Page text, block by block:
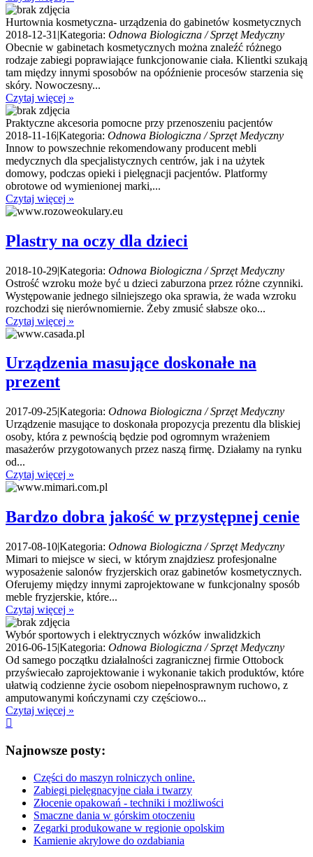
Hurtownia kosmetyczna- urządzenia do gabinetów kosmetycznych
2018-12-31 |Kategoria: Odnowa Biologiczna / Sprzęt Medyczny
Obecnie w gabinetach kosmetycznych można znaleźć różnego
rodzaje zabiegi poprawiające funkcjonowanie ciała. Klientki szukają
tam między innymi sposobów na opóźnienie procesów starzenia się
skóry. Nowoczesny...
Czytaj więcej »
Praktyczne akcesoria pomocne przy przenoszeniu pacjentów
2018-11-16|Kategoria: Odnowa Biologiczna / Sprzęt Medyczny
Innow to powszechnie rekomendowany producent mebli
medycznych dla specjalistycznych centrów, jak i na użytek
domowy, podczas opieki i pielęgnacji pacjentów. Platformy
obrotowe od wymienionej marki,...
Czytaj więcej »
Plastry na oczy dla dzieci
2018-10-29|Kategoria: Odnowa Biologiczna / Sprzęt Medyczny
Ostrość wzroku może być u dzieci zaburzona przez różne czynniki.
Występowanie jednego silniejszego oka sprawia, że wada wzroku
rozchodzi się nierównomiernie. Żeby zmusić słabsze oko...
Czytaj więcej »
Urządzenia masujące doskonałe na
prezent
2017-09-25|Kategoria: Odnowa Biologiczna / Sprzęt Medyczny
Urządzenie masujące to doskonała propozycja prezentu dla bliskiej
osoby, która z pewnością będzie pod ogromnym wrażeniem
masażerów przygotowanych przez naszą firmę. Działamy na rynku
od...
Czytaj więcej »
Bardzo dobra jakość w przystępnej cenie
2017-08-10|Kategoria: Odnowa Biologiczna / Sprzęt Medyczny
Mimari to miejsce w sieci, w którym znajdziesz profesjonalne
wyposażenie salonów fryzjerskich oraz gabinetów kosmetycznych.
Oferujemy między innymi zaprojektowane w funkcjonalny sposób
meble fryzjerskie, które...
Czytaj więcej »
Wybór sportowych i elektrycznych wózków inwalidzkich
2016-06-15|Kategoria: Odnowa Biologiczna / Sprzęt Medyczny
Od samego początku działalności zagranicznej firmie Ottobock
przyświecało zaprojektowanie i wykonanie takich produktów, które
ułatwią codzienne życie osobom niepełnosprawnym ruchowo, z
amputowanymi kończynami czy częściowo...
Czytaj więcej »
Najnowsze posty:
Części do maszyn rolniczych online.
Zabiegi pielęgnacyjne ciała i twarzy
Złocenie opakowań - techniki i możliwości
Smaczne dania w górskim otoczeniu
Zegarki produkowane w regionie opolskim
Kamienie akrylowe do ozdabiania